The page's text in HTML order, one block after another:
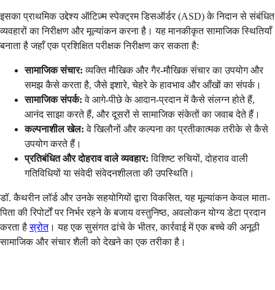
इसका प्राथमिक उद्देश्य ऑटिज़्म स्पेक्ट्रम डिसऑर्डर (ASD) के निदान से संबंधित
व्यवहारों का निरीक्षण और मूल्यांकन करना है। यह मानकीकृत सामाजिक स्थितियाँ
बनाता है जहाँ एक प्रशिक्षित परीक्षक निरीक्षण कर सकता है:
सामाजिक संचार: व्यक्ति मौखिक और गैर-मौखिक संचार का उपयोग और
समझ कैसे करता है, जैसे इशारे, चेहरे के हावभाव और आँखों का संपर्क।
सामाजिक संपर्क: वे आगे-पीछे के आदान-प्रदान में कैसे संलग्न होते हैं,
आनंद साझा करते हैं, और दूसरों से सामाजिक संकेतों का जवाब देते हैं।
कल्पनाशील खेल: वे खिलौनों और कल्पना का प्रतीकात्मक तरीके से कैसे
उपयोग करते हैं।
प्रतिबंधित और दोहराव वाले व्यवहार: विशिष्ट रुचियों, दोहराव वाली
गतिविधियों या संवेदी संवेदनशीलता की उपस्थिति।
डॉ. कैथरीन लॉर्ड और उनके सहयोगियों द्वारा विकसित, यह मूल्यांकन केवल माता-
पिता की रिपोर्टों पर निर्भर रहने के बजाय वस्तुनिष्ठ, अवलोकन योग्य डेटा प्रदान
करता हैस्रोत। यह एक सुसंगत ढांचे के भीतर, कार्रवाई में एक बच्चे की अनूठी
सामाजिक और संचार शैली को देखने का एक तरीका है।